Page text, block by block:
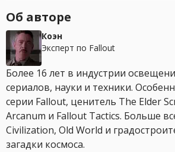
Об авторе
Коэн
Эксперт по Fallout
Более 16 лет в индустрии
сериалов, науки и техники.
серии Fallout, ценитель The Elder
Arcanum и Fallout Tactics. Больше
Civilization, Old World и
загадки космоса.